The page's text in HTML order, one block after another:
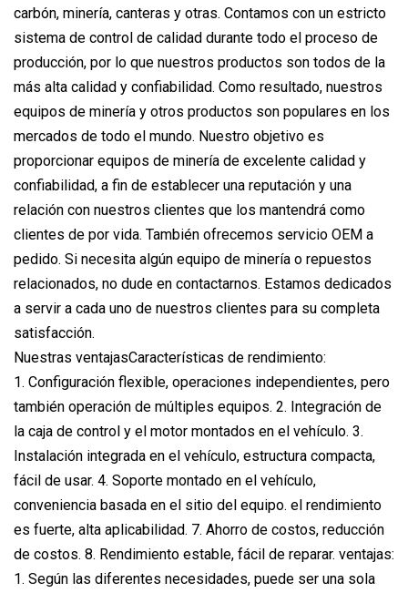
carbón, minería, canteras y otras. Contamos con un estricto
sistema de control de calidad durante todo el proceso de
producción, por lo que nuestros productos son todos de la
más alta calidad y confiabilidad. Como resultado, nuestros
equipos de minería y otros productos son populares en los
mercados de todo el mundo. Nuestro objetivo es
proporcionar equipos de minería de excelente calidad y
confiabilidad, a fin de establecer una reputación y una
relación con nuestros clientes que los mantendrá como
clientes de por vida. También ofrecemos servicio OEM a
pedido. Si necesita algún equipo de minería o repuestos
relacionados, no dude en contactarnos. Estamos dedicados
a servir a cada uno de nuestros clientes para su completa
satisfacción.
Nuestras ventajasCaracterísticas de rendimiento:
1. Configuración flexible, operaciones independientes, pero
también operación de múltiples equipos. 2. Integración de
la caja de control y el motor montados en el vehículo. 3.
Instalación integrada en el vehículo, estructura compacta,
fácil de usar. 4. Soporte montado en el vehículo,
conveniencia basada en el sitio del equipo. el rendimiento
es fuerte, alta aplicabilidad. 7. Ahorro de costos, reducción
de costos. 8. Rendimiento estable, fácil de reparar. ventajas:
1. Según las diferentes necesidades, puede ser una sola